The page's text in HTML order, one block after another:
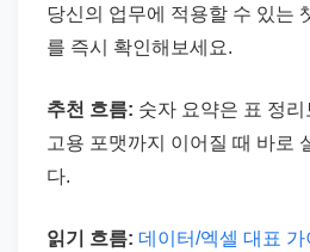
당신의 업무에 적용할 수 있는
를 즉시 확인해보세요.
추천 흐름: 숫자 요약은 표 정
고용 포맷까지 이어질 때 바로
다.
읽기 흐름: 데이터/엑셀 대표 가